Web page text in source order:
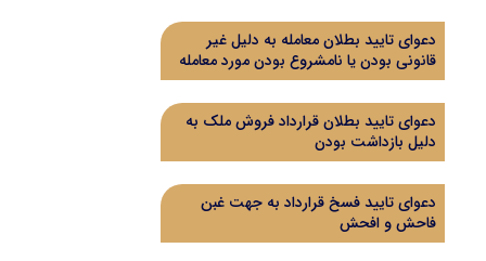
دعوای تایید بطلان معامله به دلیل غیر
قانونی بودن یا نامشروع بودن مورد معامله
دعوای تایید بطلان قرارداد فروش ملک به
دلیل بازداشت بودن
دعوای تایید فسخ قرارداد به جهت غبن
فاحش و افحش